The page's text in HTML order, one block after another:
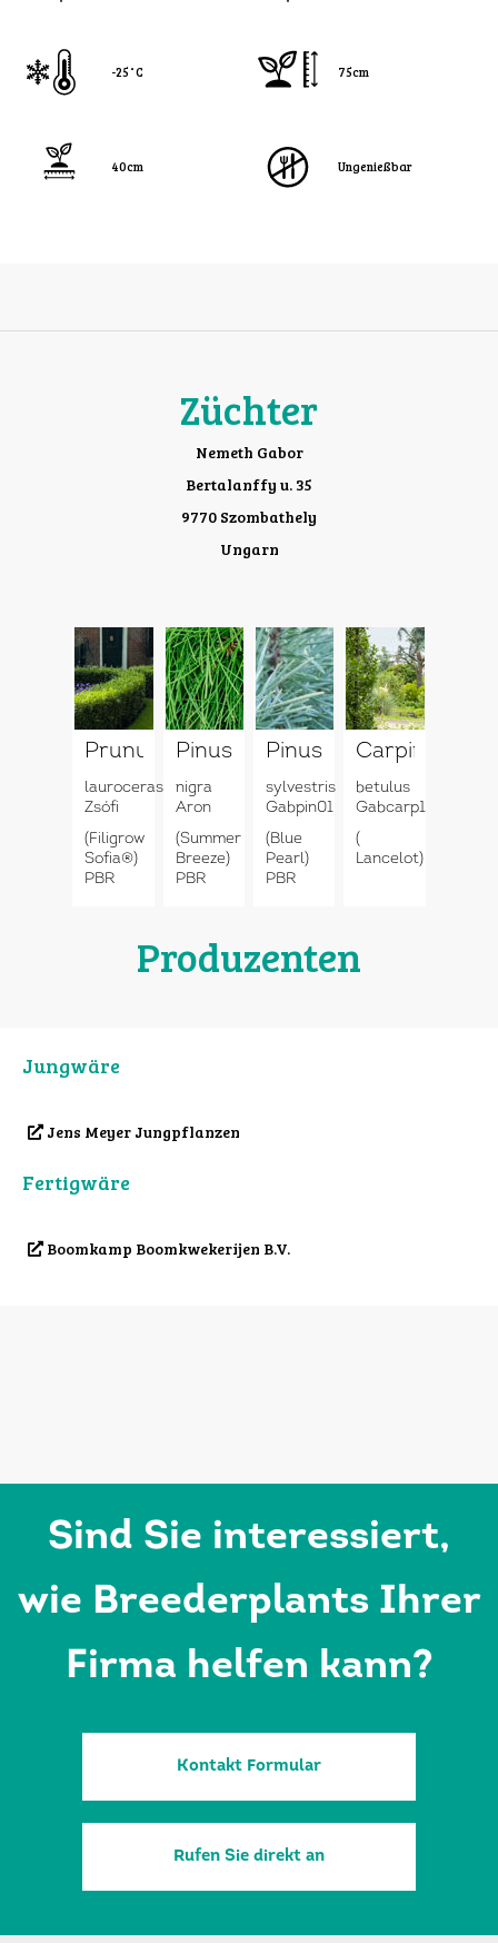
-25˚C 75cm
40cm Ungenießbar
Züchter
Nemeth Gabor
Bertalanffy u. 35
9770 Szombathely
Ungarn
Prunus
laurocerasus
Zsófi
(Filigrow
Sofia®)
PBR
Pinus
nigra
Aron
(Summer
Breeze)
PBR
Pinus
sylvestris
Gabpin01
(Blue
Pearl)
PBR
Carpinus
betulus
Gabcarp1
(
Lancelot)
Produzenten
Jungwäre
Jens Meyer Jungpflanzen
Fertigwäre
Boomkamp Boomkwekerijen B.V.
Sind Sie interessiert,
wie Breederplants Ihrer
Firma helfen kann?
Kontakt Formular
Rufen Sie direkt an